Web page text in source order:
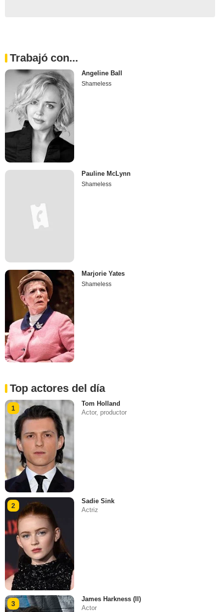
Trabajó con...
Angeline Ball
Shameless
Pauline McLynn
Shameless
Marjorie Yates
Shameless
Top actores del día
1
Tom Holland
Actor, productor
2
Sadie Sink
Actriz
3
James Harkness (II)
Actor